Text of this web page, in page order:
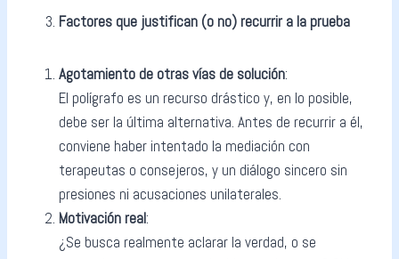
Factores que justifican (o no) recurrir a la prueba
Agotamiento de otras vías de solución:
El polígrafo es un recurso drástico y, en lo posible,
debe ser la última alternativa. Antes de recurrir a él,
conviene haber intentado la mediación con
terapeutas o consejeros, y un diálogo sincero sin
presiones ni acusaciones unilaterales.
Motivación real:
¿Se busca realmente aclarar la verdad, o se